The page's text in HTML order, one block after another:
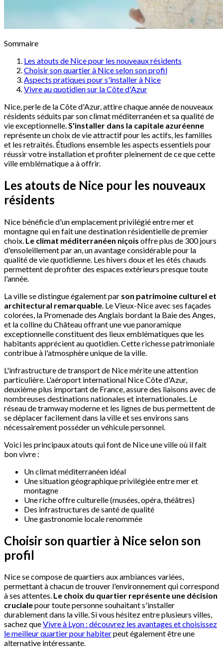
Sommaire
Les atouts de Nice pour les nouveaux résidents
Choisir son quartier à Nice selon son profil
Aspects pratiques pour s'installer à Nice
Vivre au quotidien sur la Côte d'Azur
Nice, perle de la Côte d'Azur, attire chaque année de nouveaux
résidents séduits par son climat méditerranéen et sa qualité de
vie exceptionnelle.S'installer dans la capitale azuréenne
représente un choix de vie attractif pour les actifs, les familles
et les retraités. Étudions ensemble les aspects essentiels pour
réussir votre installation et profiter pleinement de ce que cette
ville emblématique a à offrir.
Les atouts de Nice pour les nouveaux
résidents
Nice bénéficie d'un emplacement privilégié entre mer et
montagne qui en fait une destination résidentielle de premier
choix. Le climat méditerranéen niçois offre plus de 300 jours
d'ensoleillement par an, un avantage considérable pour la
qualité de vie quotidienne. Les hivers doux et les étés chauds
permettent de profiter des espaces extérieurs presque toute
l'année.
La ville se distingue également par son patrimoine culturel et
architectural remarquable . Le Vieux-Nice avec ses façades
colorées, la Promenade des Anglais bordant la Baie des Anges,
et la colline du Château offrant une vue panoramique
exceptionnelle constituent des lieux emblématiques que les
habitants apprécient au quotidien. Cette richesse patrimoniale
contribue à l'atmosphère unique de la ville.
L'infrastructure de transport de Nice mérite une attention
particulière. L'aéroport international Nice Côte d'Azur,
deuxième plus important de France, assure des liaisons avec de
nombreuses destinations nationales et internationales. Le
réseau de tramway moderne et les lignes de bus permettent de
se déplacer facilement dans la ville et ses environs sans
nécessairement posséder un véhicule personnel.
Voici les principaux atouts qui font de Nice une ville où il fait
bon vivre :
Un climat méditerranéen idéal
Une situation géographique privilégiée entre mer et
montagne
Une riche offre culturelle (musées, opéra, théâtres)
Des infrastructures de santé de qualité
Une gastronomie locale renommée
Choisir son quartier à Nice selon son
profil
Nice se compose de quartiers aux ambiances variées,
permettant à chacun de trouver l'environnement qui correspond
à ses attentes. Le choix du quartier représente une décision
crucialepour toute personne souhaitant s'installer
durablement dans la ville. Si vous hésitez entre plusieurs villes,
sachez queVivre à Lyon : découvrez les avantages et choisissez
le meilleur quartier pour habiterpeut également être une
alternative intéressante.